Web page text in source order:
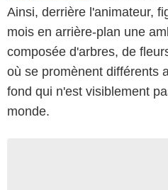
Ainsi, derrière l'animateur,
mois en arrière-plan une
composée d'arbres, de
où se promènent différents
fond qui n'est visiblement
monde.